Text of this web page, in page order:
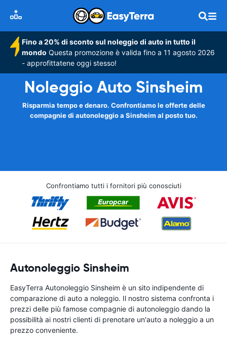
Fino a 20% di sconto sul noleggio di auto in tutto il
mondo Questa promozione è valida fino a 11 agosto 2026
- approfittatene oggi stesso!
Noleggio Auto Sinsheim
Risparmia tempo e denaro. Confrontiamo le offerte delle
compagnie di autonoleggio a Sinsheim al posto tuo.
Confrontiamo tutti i fornitori più conosciuti
Autonoleggio Sinsheim
EasyTerra Autonoleggio Sinsheim è un sito indipendente di
comparazione di auto a noleggio. Il nostro sistema confronta i
prezzi delle più famose compagnie di autonoleggio dando la
possibilità ai nostri clienti di prenotare un'auto a noleggio a un
prezzo conveniente.